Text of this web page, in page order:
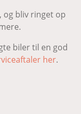
bliv ringet op
biler til en god
her.